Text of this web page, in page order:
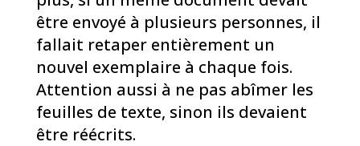
être envoyé à plusieurs personnes, il
fallait retaper entièrement un
nouvel exemplaire à chaque fois.
Attention aussi à ne pas abîmer les
feuilles de texte, sinon ils devaient
être réécrits.